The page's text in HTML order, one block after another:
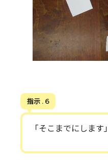
指示 . 6
「そこまでにします」